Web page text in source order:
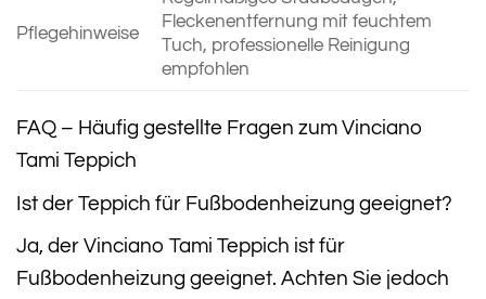
Pflegehinweise
Fleckenentfernung mit feuchtem
Tuch, professionelle Reinigung
empfohlen
FAQ – Häufig gestellte Fragen zum Vinciano
Tami Teppich
Ist der Teppich für Fußbodenheizung geeignet?
Ja, der Vinciano Tami Teppich ist für
Fußbodenheizung geeignet. Achten Sie jedoch